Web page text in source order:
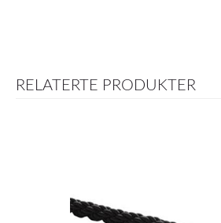
RELATERTE PRODUKTER